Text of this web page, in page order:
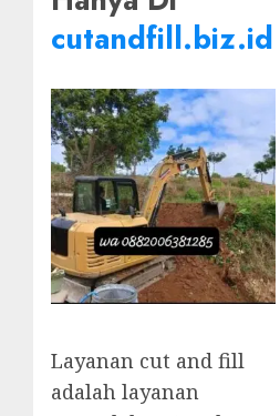
cutandfill.biz.id
Layanan cut and fill
adalah layanan